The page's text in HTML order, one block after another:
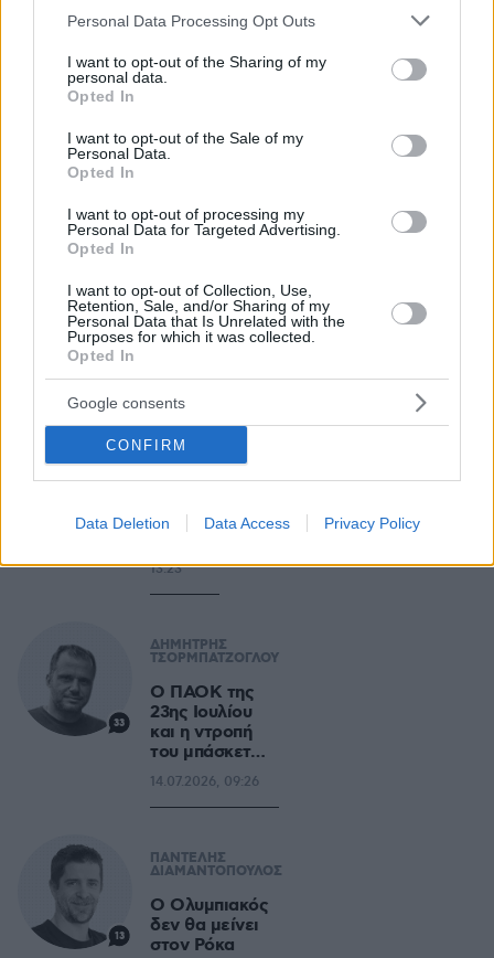
Please note that this website/app uses one or more Google
not limited to your visit or usage behaviour. You may click to
grant or deny consent to Google and its third-party tags to
use your data for below specified purposes in below Google
consent section.
Personal Data Processing Opt Outs
I want to opt-out of the Sharing of my
personal data.
Opted In
I want to opt-out of the Sale of my
Personal Data.
Opted In
I want to opt-out of processing my
Personal Data for Targeted Advertising.
Opted In
I want to opt-out of Collection, Use,
Retention, Sale, and/or Sharing of my
Personal Data that Is Unrelated with the
Purposes for which it was collected.
Opted In
Google consents
CONFIRM
Data Deletion Data Access Privacy Policy
άμυνα
17.07.2026,
20:05
ΔΗΜΗΤΡΗΣ
ΤΣΟΡΜΠΑΤΖΟΓΛΟΥ
για τον ΠΑΟΚ
συνεχίζεται…
ΓΙΑΝΝΗΣ
Αν είσαι
soft και
«υπεράν
ω», θα
κινδυνε
ύσεις με
καναπέ
13:23
33
ΔΗΜΗΤΡΗΣ
ΤΣΟΡΜΠΑΤΖΟΓΛΟΥ
Ο ΠΑΟΚ της
23ης Ιουλίου
και η ντροπή
του μπάσκετ…
14.07.2026, 09:26
13
ΠΑΝΤΕΛΗΣ
ΔΙΑΜΑΝΤΟΠΟΥΛΟΣ
Ο Ολυμπιακός
δεν θα μείνει
στον Ρόκα